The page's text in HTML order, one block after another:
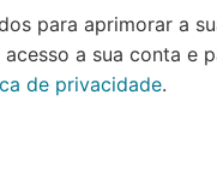
para aprimorar a
a sua conta e
de privacidade.